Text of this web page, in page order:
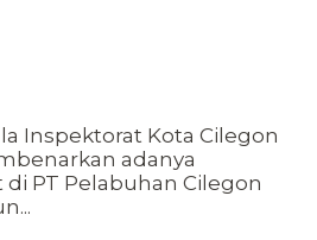
Inspektorat Kota Cilegon
adanya
PT Pelabuhan Cilegon